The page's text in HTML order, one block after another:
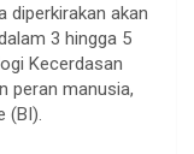
diperkirakan akan
3 hingga 5
Kecerdasan
peran manusia,
(BI).